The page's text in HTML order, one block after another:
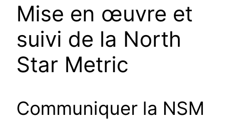
Mise en œuvre et
suivi de la North
Star Metric
Communiquer la NSM